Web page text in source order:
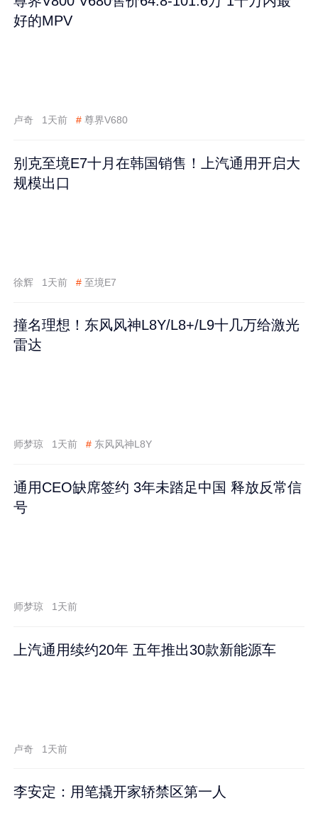
好的MPV
卢奇 1天前 # 尊界V680
别克至境E7十月在韩国销售！上汽通用开启大
规模出口
徐辉 1天前 # 至境E7
撞名理想！东风风神L8Y/L8+/L9十几万给激光
雷达
师梦琼 1天前 # 东风风神L8Y
通用CEO缺席签约 3年未踏足中国 释放反常信
号
师梦琼 1天前
上汽通用续约20年 五年推出30款新能源车
卢奇 1天前
李安定：用笔撬开家轿禁区第一人